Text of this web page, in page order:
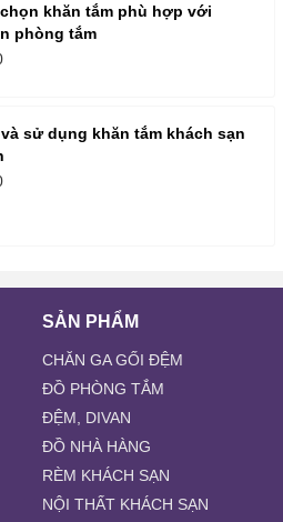
khăn tắm phù hợp với
phòng tắm
sử dụng khăn tắm khách sạn
SẢN PHẨM
CHĂN GA GỐI ĐỆM
ĐỒ PHÒNG TẮM
ĐỆM, DIVAN
ĐỒ NHÀ HÀNG
RÈM KHÁCH SẠN
NỘI THẤT KHÁCH SẠN